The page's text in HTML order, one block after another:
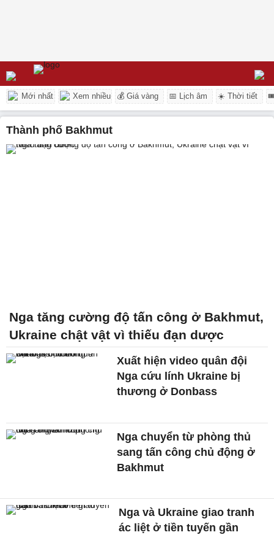
Mới nhất Xem nhiều 💰 Giá vàng 📅 Lịch âm ☀️ Thời tiết
thành phố Bakhmut
Nga tăng cường độ tấn công ở Bakhmut,
Ukraine chật vật vì thiếu đạn dược
Xuất hiện video quân đội
Nga cứu lính Ukraine bị
thương ở Donbass
Nga chuyển từ phòng thủ
sang tấn công chủ động ở
Bakhmut
Nga và Ukraine giao tranh
ác liệt ở tiền tuyến gần